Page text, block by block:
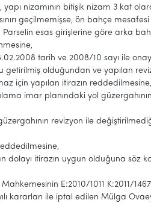
nizamının bitişik nizam 3 kat
geçilmemişse, ön bahçe mesafesi
Parselin esas girişlerine göre arka
tarih ve 2008/10 sayı ile
getirilmiş olduğundan ve yapılan
için yapılan itirazın reddedilmesine,
imar planındaki yol güzergahının
revizyon ile
dolayı itirazın uygun olduğuna söz
E:2010/1011 K:2011/1467
kararları ile iptal edilen Mülga